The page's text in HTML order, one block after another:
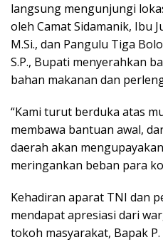
langsung mengunjungi
oleh Camat Sidamanik, Ibu
M.Si., dan Pangulu Tiga
S.P., Bupati menyerahkan
bahan makanan dan
“Kami turut berduka atas
membawa bantuan awal,
daerah akan
meringankan beban para
Kehadiran aparat TNI dan
mendapat apresiasi dari
tokoh masyarakat, Bapak